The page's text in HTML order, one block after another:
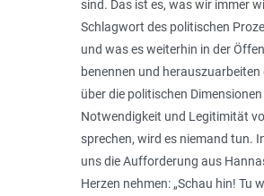
sind. Das ist es, was wir immer
Schlagwort des politischen
und was es weiterhin in der
benennen und
über die politischen
Notwendigkeit und Legitimität
sprechen, wird es niemand tun.
uns die Aufforderung aus
Herzen nehmen: „Schau hin! Tu